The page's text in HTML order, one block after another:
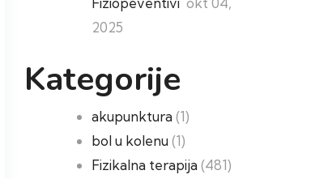
2025
Kategorije
akupunktura (1)
bol u kolenu (1)
Fizikalna terapija (481)